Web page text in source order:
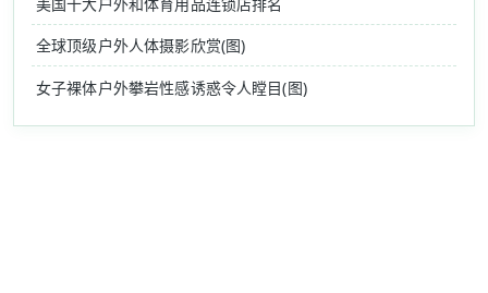
全球顶级户外人体摄影欣赏(图)
女子裸体户外攀岩性感诱惑令人瞠目(图)